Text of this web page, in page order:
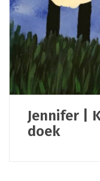
Jennifer |
doek